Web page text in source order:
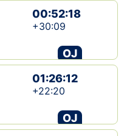
00:52:18
+30:09
OJ
01:26:12
+22:20
OJ